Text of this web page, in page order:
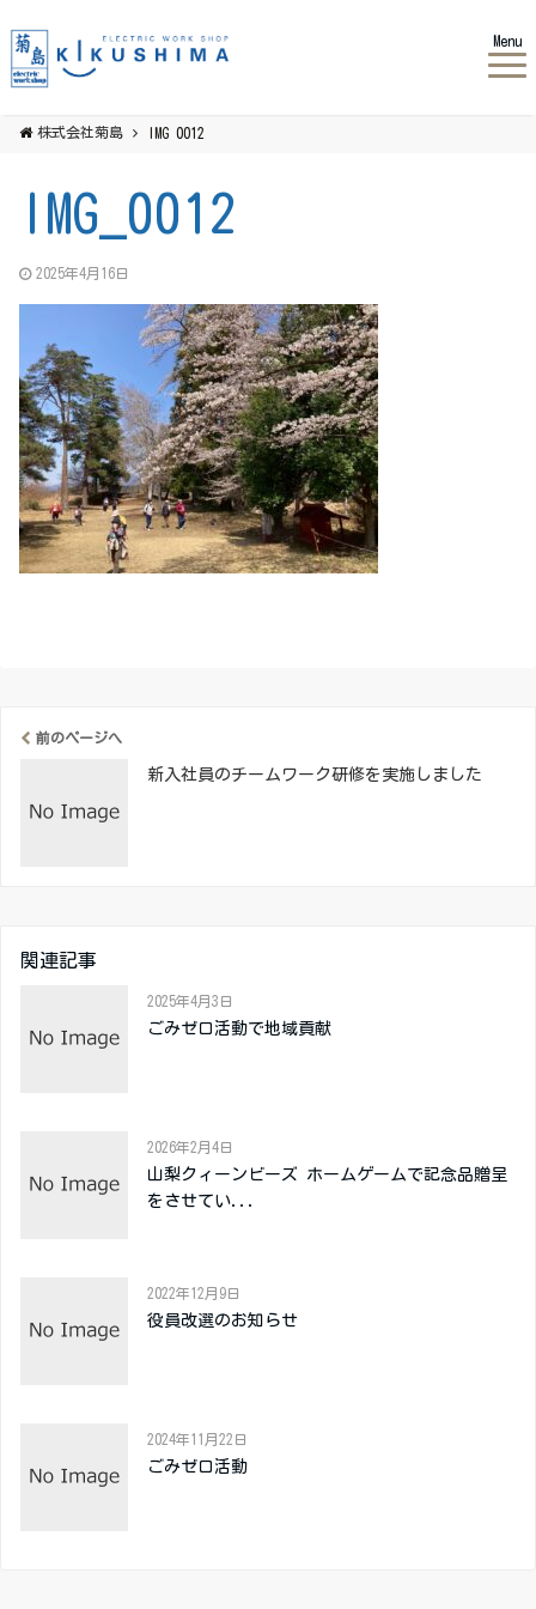
Menu
株式会社菊島 IMG_0012
IMG_0012
2025年4月16日
前のページへ
新入社員のチームワーク研修を実施しました
関連記事
2025年4月3日
ごみゼロ活動で地域貢献
2026年2月4日
山梨クィーンビーズ ホームゲームで記念品贈呈
をさせてい...
2022年12月9日
役員改選のお知らせ
2024年11月22日
ごみゼロ活動